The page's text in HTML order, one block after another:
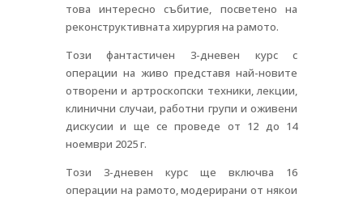
това интересно събитие, посветено на
реконструктивната хирургия на рамото.
Този фантастичен 3-дневен курс с
операции на живо представя най-новите
отворени и артроскопски техники, лекции,
клинични случаи, работни групи и оживени
дискусии и ще се проведе от 12 до 14
ноември 2025 г.
Този 3-дневен курс ще включва 16
операции на рамото, модерирани от някои